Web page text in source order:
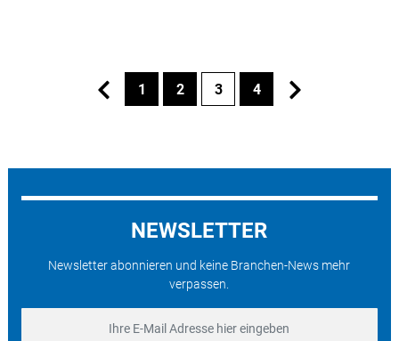
1 2 3 4
NEWSLETTER
Newsletter abonnieren und keine Branchen-News mehr
verpassen.